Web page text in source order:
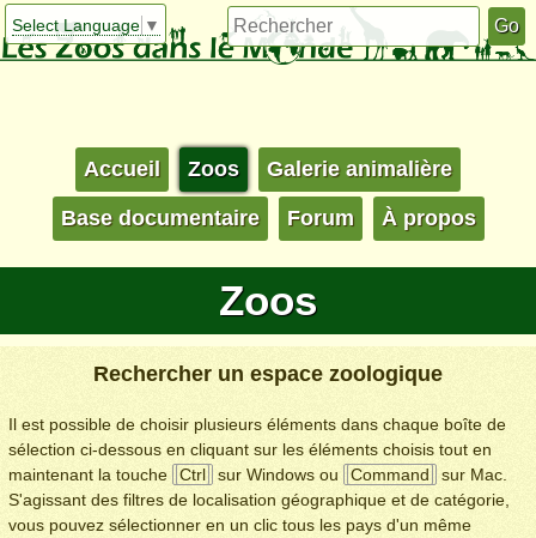
Select Language ▼
Accueil Zoos Galerie animalière
Base documentaire Forum À propos
Zoos
Rechercher un espace zoologique
Il est possible de choisir plusieurs éléments dans chaque boîte de
sélection ci-dessous en cliquant sur les éléments choisis tout en
maintenant la touche
Ctrl sur Windows ou Command
sur Mac.
S'agissant des filtres de localisation géographique et de catégorie,
vous pouvez sélectionner en un clic tous les pays d'un même